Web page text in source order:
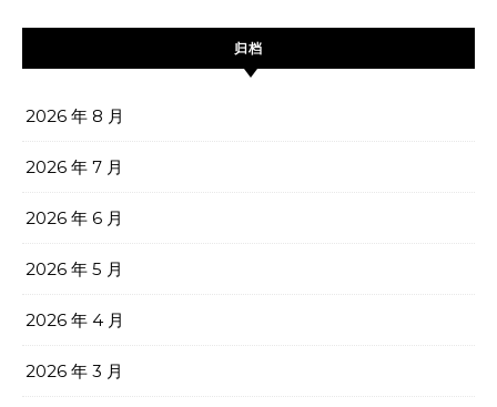
归档
2026 年 8 月
2026 年 7 月
2026 年 6 月
2026 年 5 月
2026 年 4 月
2026 年 3 月